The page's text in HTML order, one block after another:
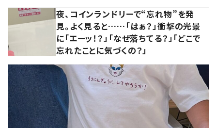
夜、コインランドリーで“忘れ物”を発
見。よく見ると……「はぁ？」衝撃の光景
に「エーッ！？」「なぜ落ちてる？」「どこで
忘れたことに気づくの？」